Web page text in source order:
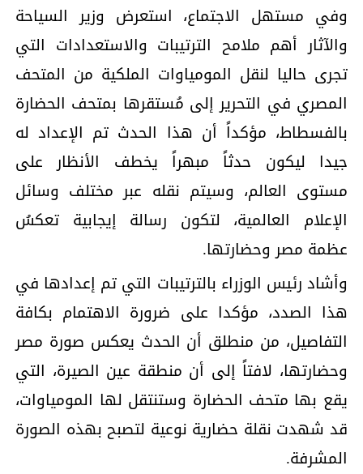
وفي مستهل الاجتماع، استعرض وزير السياحة
والآثار أهم ملامح الترتيبات والاستعدادات التي
تجرى حاليا لنقل المومياوات الملكية من المتحف
المصري في التحرير إلى مُستقرها بمتحف الحضارة
بالفسطاط، مؤكداً أن هذا الحدث تم الإعداد له
جيدا ليكون حدثاً مبهراً يخطف الأنظار على
مستوى العالم، وسيتم نقله عبر مختلف وسائل
الإعلام العالمية، لتكون رسالة إيجابية تعكسُ
عظمة مصر وحضارتها.
وأشاد رئيس الوزراء بالترتيبات التي تم إعدادها في
هذا الصدد، مؤكدا على ضرورة الاهتمام بكافة
التفاصيل، من منطلق أن الحدث يعكس صورة مصر
وحضارتها، لافتاً إلى أن منطقة عين الصيرة، التي
يقع بها متحف الحضارة وستنتقل لها المومياوات،
قد شهدت نقلة حضارية نوعية لتصبح بهذه الصورة
المشرفة.